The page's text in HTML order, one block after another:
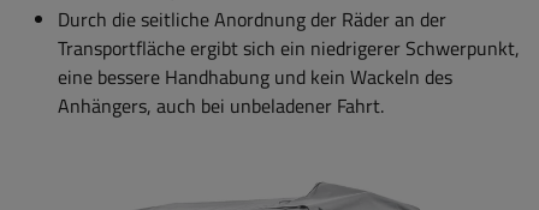
Durch die seitliche Anordnung der Räder an der
Transportfläche ergibt sich ein niedrigerer Schwerpunkt,
eine bessere Handhabung und kein Wackeln des
Anhängers, auch bei unbeladener Fahrt.